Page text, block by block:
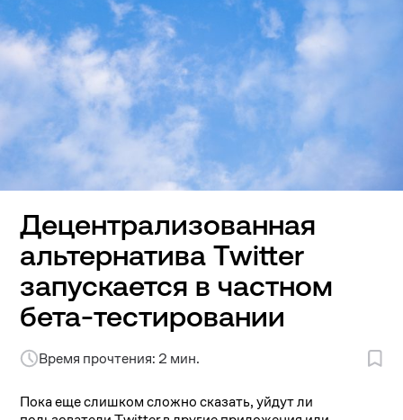
Децентрализованная
альтернатива Twitter
запускается в частном
бета-тестировании
Время прочтения: 2 мин.
Пока еще слишком сложно сказать, уйдут ли